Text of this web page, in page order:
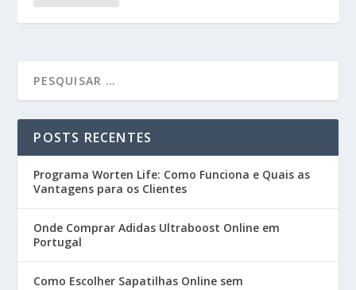
POSTS RECENTES
Programa Worten Life: Como Funciona e Quais as
Vantagens para os Clientes
Onde Comprar Adidas Ultraboost Online em
Portugal
Como Escolher Sapatilhas Online sem